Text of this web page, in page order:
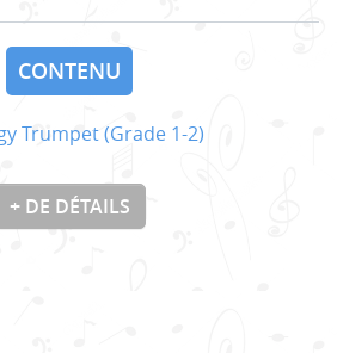
CONTENU
Trumpet (Grade 1-2)
+ DE DÉTAILS